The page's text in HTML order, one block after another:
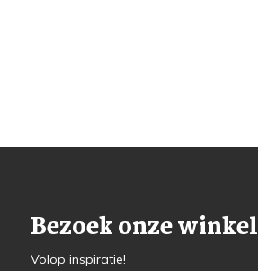
Bezoek onze winkel
Volop inspiratie!